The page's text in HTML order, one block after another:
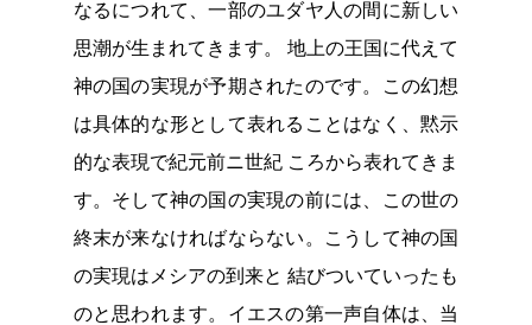
なるにつれて、一部のユダヤ人の間に新しい
思潮が生まれてきます。 地上の王国に代えて
神の国の実現が予期されたのです。この幻想
は具体的な形として表れることはなく、黙示
的な表現で紀元前ニ世紀 ころから表れてきま
す。そして神の国の実現の前には、この世の
終末が来なければならない。こうして神の国
の実現はメシアの到来と 結びついていったも
のと思われます。イエスの第一声自体は、当